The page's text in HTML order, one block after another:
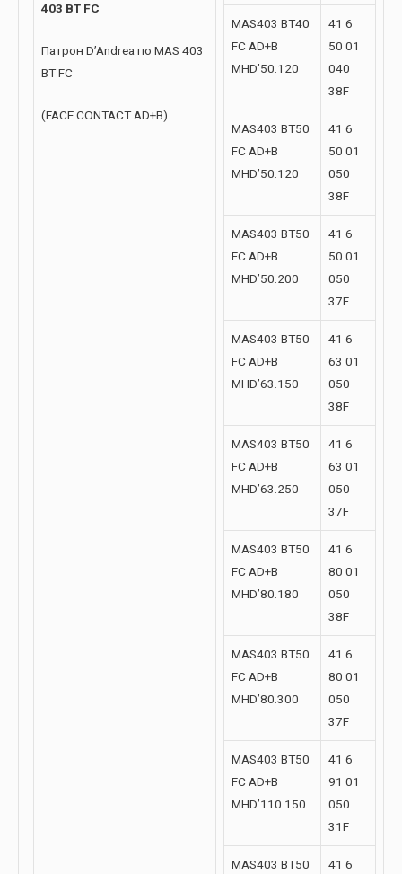
403 BT FC
Патрон D’Andrea по MAS 403
BT FC
(FACE CONTACT AD+B)
MAS403 BT40
FC AD+B
MHD’50.120
41 6
50 01
040
38F
MAS403 BT50
FC AD+B
MHD’50.120
41 6
50 01
050
38F
MAS403 BT50
FC AD+B
MHD’50.200
41 6
50 01
050
37F
MAS403 BT50
FC AD+B
MHD’63.150
41 6
63 01
050
38F
MAS403 BT50
FC AD+B
MHD’63.250
41 6
63 01
050
37F
MAS403 BT50
FC AD+B
MHD’80.180
41 6
80 01
050
38F
MAS403 BT50
FC AD+B
MHD’80.300
41 6
80 01
050
37F
MAS403 BT50
FC AD+B
MHD’110.150
41 6
91 01
050
31F
MAS403 BT50
41 6